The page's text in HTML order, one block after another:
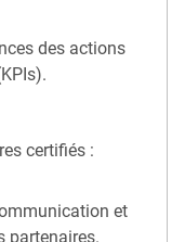
des actions
certifiés :
et
partenaires.